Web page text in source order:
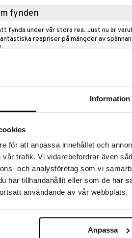
Information
för att anpassa innehållet och
trafik. Vi vidarebefordrar även
och analysföretag som vi
har tillhandahållit eller som de har
användande av vår webbplats.
Anpassa
fynden
fynda under vår stora rea. Just nu är
reapriser på mängder av
och följsamma plåster med ett skonsamt
polypropyle polyeten med nät av
kr